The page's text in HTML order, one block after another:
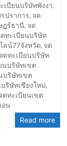
เบียนบริษัทพังงา,
ปราการ, จด
ฎร์ธานี, จด
ทะเบียนบริษัท
ลน์77จังหวัด, จด
จดทะเบียนบริษัท
นบริษัทเขต
บริษัทเขต
ริษัทเชียงใหม่,
ดทะเบียนเขต
อน
Read more